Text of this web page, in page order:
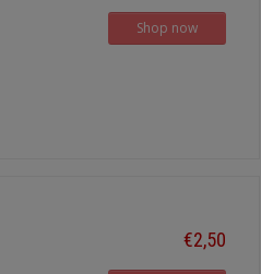
Shop now
€2,50